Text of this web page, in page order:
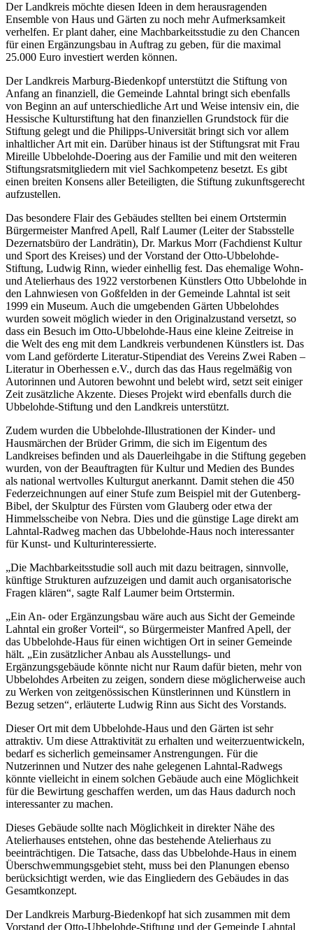
Der Landkreis möchte diesen Ideen in dem herausragenden
Ensemble von Haus und Gärten zu noch mehr Aufmerksamkeit
verhelfen. Er plant daher, eine Machbarkeitsstudie zu den Chancen
für einen Ergänzungsbau in Auftrag zu geben, für die maximal
25.000 Euro investiert werden können.
Der Landkreis Marburg-Biedenkopf unterstützt die Stiftung von
Anfang an finanziell, die Gemeinde Lahntal bringt sich ebenfalls
von Beginn an auf unterschiedliche Art und Weise intensiv ein, die
Hessische Kulturstiftung hat den finanziellen Grundstock für die
Stiftung gelegt und die Philipps-Universität bringt sich vor allem
inhaltlicher Art mit ein. Darüber hinaus ist der Stiftungsrat mit Frau
Mireille Ubbelohde-Doering aus der Familie und mit den weiteren
Stiftungsratsmitgliedern mit viel Sachkompetenz besetzt. Es gibt
einen breiten Konsens aller Beteiligten, die Stiftung zukunftsgerecht
aufzustellen.
Das besondere Flair des Gebäudes stellten bei einem Ortstermin
Bürgermeister Manfred Apell, Ralf Laumer (Leiter der Stabsstelle
Dezernatsbüro der Landrätin), Dr. Markus Morr (Fachdienst Kultur
und Sport des Kreises) und der Vorstand der Otto-Ubbelohde-
Stiftung, Ludwig Rinn, wieder einhellig fest. Das ehemalige Wohn-
und Atelierhaus des 1922 verstorbenen Künstlers Otto Ubbelohde in
den Lahnwiesen von Goßfelden in der Gemeinde Lahntal ist seit
1999 ein Museum. Auch die umgebenden Gärten Ubbelohdes
wurden soweit möglich wieder in den Originalzustand versetzt, so
dass ein Besuch im Otto-Ubbelohde-Haus eine kleine Zeitreise in
die Welt des eng mit dem Landkreis verbundenen Künstlers ist. Das
vom Land geförderte Literatur-Stipendiat des Vereins Zwei Raben –
Literatur in Oberhessen e.V., durch das das Haus regelmäßig von
Autorinnen und Autoren bewohnt und belebt wird, setzt seit einiger
Zeit zusätzliche Akzente. Dieses Projekt wird ebenfalls durch die
Ubbelohde-Stiftung und den Landkreis unterstützt.
Zudem wurden die Ubbelohde-Illustrationen der Kinder- und
Hausmärchen der Brüder Grimm, die sich im Eigentum des
Landkreises befinden und als Dauerleihgabe in die Stiftung gegeben
wurden, von der Beauftragten für Kultur und Medien des Bundes
als national wertvolles Kulturgut anerkannt. Damit stehen die 450
Federzeichnungen auf einer Stufe zum Beispiel mit der Gutenberg-
Bibel, der Skulptur des Fürsten vom Glauberg oder etwa der
Himmelsscheibe von Nebra. Dies und die günstige Lage direkt am
Lahntal-Radweg machen das Ubbelohde-Haus noch interessanter
für Kunst- und Kulturinteressierte.
„Die Machbarkeitsstudie soll auch mit dazu beitragen, sinnvolle,
künftige Strukturen aufzuzeigen und damit auch organisatorische
Fragen klären“, sagte Ralf Laumer beim Ortstermin.
„Ein An- oder Ergänzungsbau wäre auch aus Sicht der Gemeinde
Lahntal ein großer Vorteil“, so Bürgermeister Manfred Apell, der
das Ubbelohde-Haus für einen wichtigen Ort in seiner Gemeinde
hält. „Ein zusätzlicher Anbau als Ausstellungs- und
Ergänzungsgebäude könnte nicht nur Raum dafür bieten, mehr von
Ubbelohdes Arbeiten zu zeigen, sondern diese möglicherweise auch
zu Werken von zeitgenössischen Künstlerinnen und Künstlern in
Bezug setzen“, erläuterte Ludwig Rinn aus Sicht des Vorstands.
Dieser Ort mit dem Ubbelohde-Haus und den Gärten ist sehr
attraktiv. Um diese Attraktivität zu erhalten und weiterzuentwickeln,
bedarf es sicherlich gemeinsamer Anstrengungen. Für die
Nutzerinnen und Nutzer des nahe gelegenen Lahntal-Radwegs
könnte vielleicht in einem solchen Gebäude auch eine Möglichkeit
für die Bewirtung geschaffen werden, um das Haus dadurch noch
interessanter zu machen.
Dieses Gebäude sollte nach Möglichkeit in direkter Nähe des
Atelierhauses entstehen, ohne das bestehende Atelierhaus zu
beeinträchtigen. Die Tatsache, dass das Ubbelohde-Haus in einem
Überschwemmungsgebiet steht, muss bei den Planungen ebenso
berücksichtigt werden, wie das Eingliedern des Gebäudes in das
Gesamtkonzept.
Der Landkreis Marburg-Biedenkopf hat sich zusammen mit dem
Vorstand der Otto-Ubbelohde-Stiftung und der Gemeinde Lahntal